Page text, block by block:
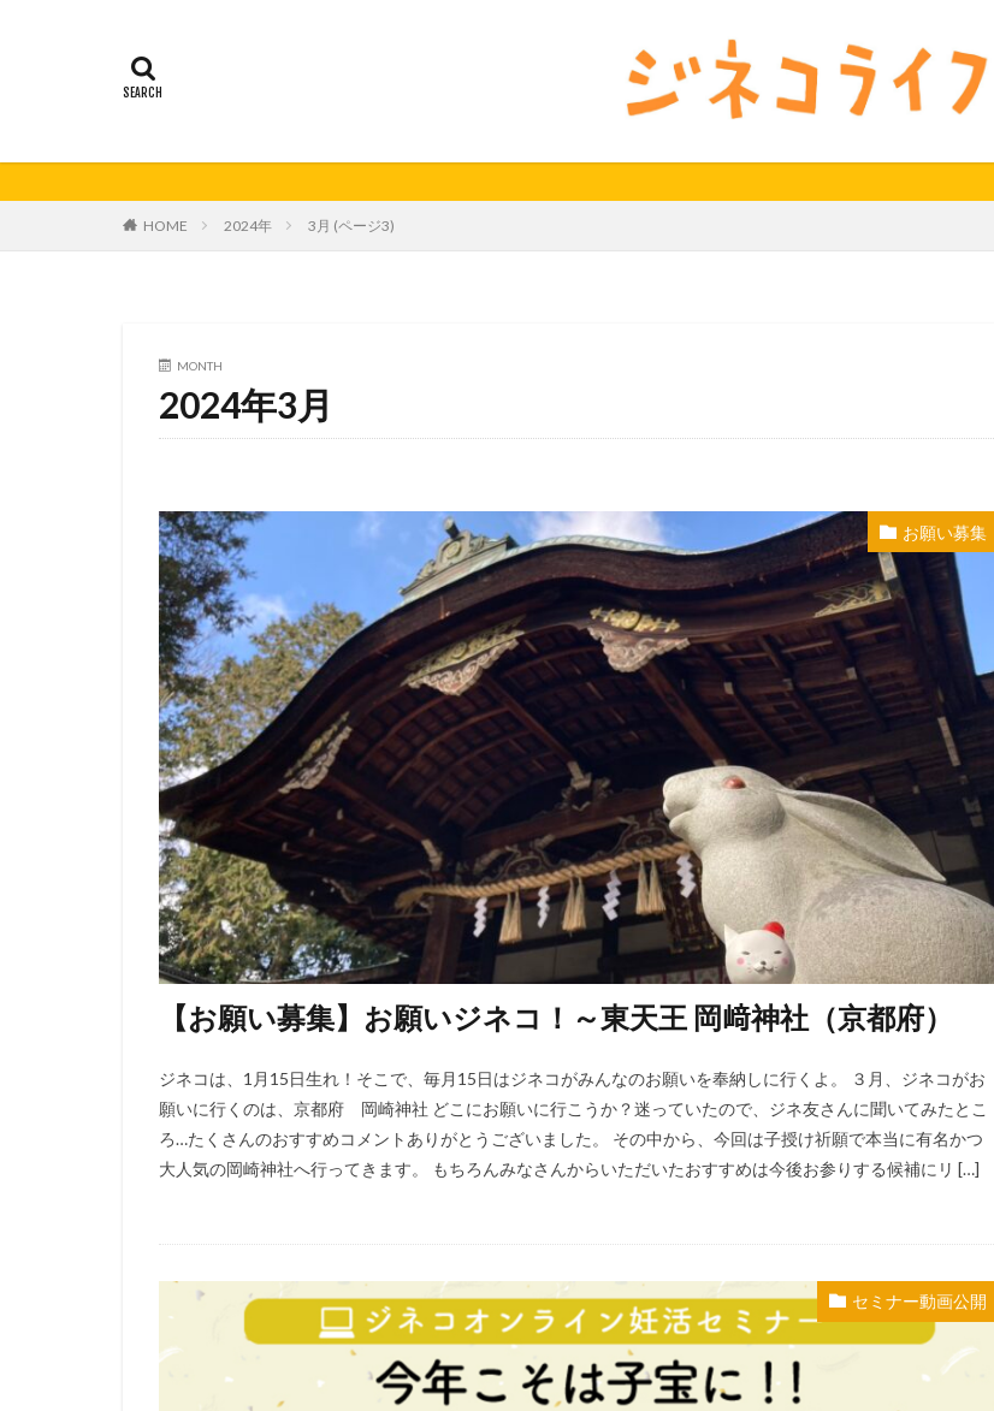
HOME 2024年 3月 (ページ3)
MONTH
2024年3月
お願い募集
【お願い募集】お願いジネコ！～東天王 岡﨑神社（京都府）
ジネコは、1月15日生れ！そこで、毎月15日はジネコがみんなのお願いを奉納しに行くよ。 ３月、ジネコがお
願いに行くのは、京都府 岡崎神社 どこにお願いに行こうか？迷っていたので、ジネ友さんに聞いてみたとこ
ろ…たくさんのおすすめコメントありがとうございました。 その中から、今回は子授け祈願で本当に有名かつ
大人気の岡崎神社へ行ってきます。 もちろんみなさんからいただいたおすすめは今後お参りする候補にリ […]
セミナー動画公開
セミナー動画公開
無料妊活オンラインセミナー 男性不妊